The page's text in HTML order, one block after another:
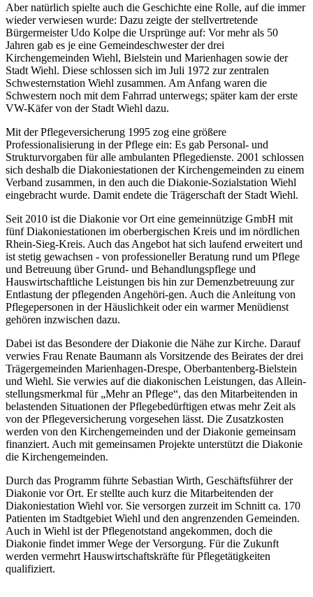
Aber natürlich spielte auch die Geschichte eine Rolle, auf die immer
wieder verwiesen wurde: Dazu zeigte der stellvertretende
Bürgermeister Udo Kolpe die Ursprünge auf: Vor mehr als 50
Jahren gab es je eine Gemeindeschwester der drei
Kirchengemeinden Wiehl, Bielstein und Marienhagen sowie der
Stadt Wiehl. Diese schlossen sich im Juli 1972 zur zentralen
Schwesternstation Wiehl zusammen. Am Anfang waren die
Schwestern noch mit dem Fahrrad unterwegs; später kam der erste
VW-Käfer von der Stadt Wiehl dazu.
Mit der Pflegeversicherung 1995 zog eine größere
Professionalisierung in der Pflege ein: Es gab Personal- und
Strukturvorgaben für alle ambulanten Pflegedienste. 2001 schlossen
sich deshalb die Diakoniestationen der Kirchengemeinden zu einem
Verband zusammen, in den auch die Diakonie-Sozialstation Wiehl
eingebracht wurde. Damit endete die Trägerschaft der Stadt Wiehl.
Seit 2010 ist die Diakonie vor Ort eine gemeinnützige GmbH mit
fünf Diakoniestationen im oberbergischen Kreis und im nördlichen
Rhein-Sieg-Kreis. Auch das Angebot hat sich laufend erweitert und
ist stetig gewachsen - von professioneller Beratung rund um Pflege
und Betreuung über Grund- und Behandlungspflege und
Hauswirtschaftliche Leistungen bis hin zur Demenzbetreuung zur
Entlastung der pflegenden Angehöri-gen. Auch die Anleitung von
Pflegepersonen in der Häuslichkeit oder ein warmer Menüdienst
gehören inzwischen dazu.
Dabei ist das Besondere der Diakonie die Nähe zur Kirche. Darauf
verwies Frau Renate Baumann als Vorsitzende des Beirates der drei
Trägergemeinden Marienhagen-Drespe, Oberbantenberg-Bielstein
und Wiehl. Sie verwies auf die diakonischen Leistungen, das Allein-
stellungsmerkmal für „Mehr an Pflege“, das den Mitarbeitenden in
belastenden Situationen der Pflegebedürftigen etwas mehr Zeit als
von der Pflegeversicherung vorgesehen lässt. Die Zusatzkosten
werden von den Kirchengemeinden und der Diakonie gemeinsam
finanziert. Auch mit gemeinsamen Projekte unterstützt die Diakonie
die Kirchengemeinden.
Durch das Programm führte Sebastian Wirth, Geschäftsführer der
Diakonie vor Ort. Er stellte auch kurz die Mitarbeitenden der
Diakoniestation Wiehl vor. Sie versorgen zurzeit im Schnitt ca. 170
Patienten im Stadtgebiet Wiehl und den angrenzenden Gemeinden.
Auch in Wiehl ist der Pflegenotstand angekommen, doch die
Diakonie findet immer Wege der Versorgung. Für die Zukunft
werden vermehrt Hauswirtschaftskräfte für Pflegetätigkeiten
qualifiziert.